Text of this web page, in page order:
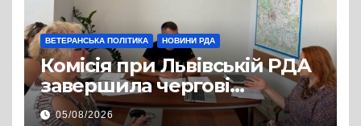
ВЕТЕРАНСЬКА ПОЛІТИКА НОВИНИ РДА
Комісія при Львівській РДА
завершила чергові
співбесіди та
05/08/2026